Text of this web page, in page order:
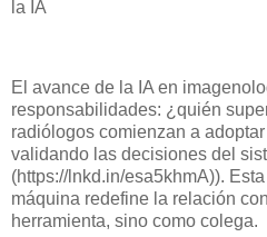
la IA
El avance de la IA en
responsabilidades: ¿quién
radiólogos comienzan a
validando las decisiones del
(https://lnkd.in/esa5khmA)).
máquina redefine la relación
herramienta, sino como colega.